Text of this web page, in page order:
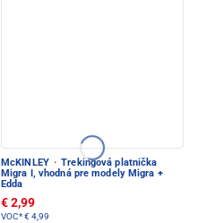
McKINLEY · Trekingová platnička
Migra I, vhodná pre modely Migra +
Edda
€ 2,99
VOC*€ 4,99